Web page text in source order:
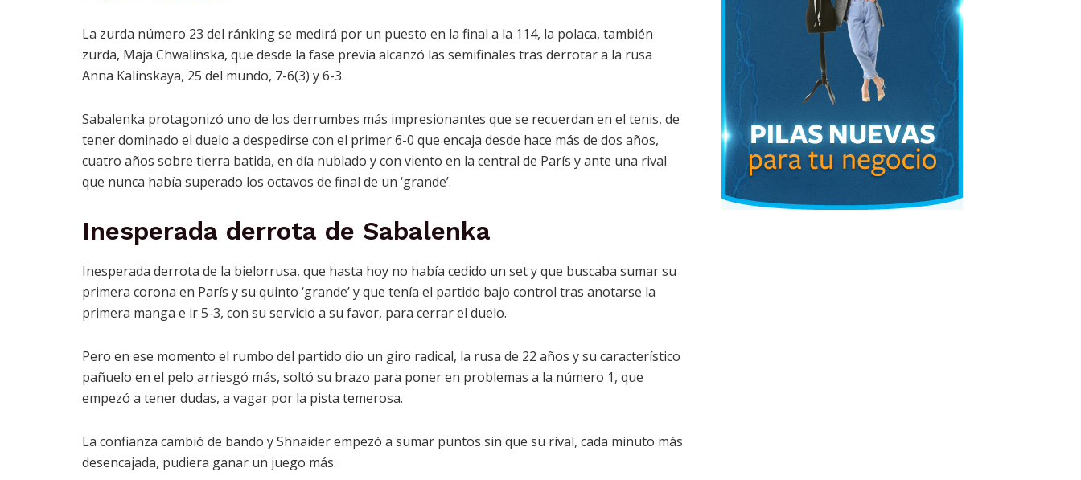
La zurda número 23 del ránking se medirá por un puesto en la final a la 114, la polaca, también
zurda, Maja Chwalinska, que desde la fase previa alcanzó las semifinales tras derrotar a la rusa
Anna Kalinskaya, 25 del mundo, 7-6(3) y 6-3.
Sabalenka protagonizó uno de los derrumbes más impresionantes que se recuerdan en el tenis, de
tener dominado el duelo a despedirse con el primer 6-0 que encaja desde hace más de dos años,
cuatro años sobre tierra batida, en día nublado y con viento en la central de París y ante una rival
que nunca había superado los octavos de final de un ‘grande’.
Inesperada derrota de Sabalenka
Inesperada derrota de la bielorrusa, que hasta hoy no había cedido un set y que buscaba sumar su
primera corona en París y su quinto ‘grande’ y que tenía el partido bajo control tras anotarse la
primera manga e ir 5-3, con su servicio a su favor, para cerrar el duelo.
Pero en ese momento el rumbo del partido dio un giro radical, la rusa de 22 años y su característico
pañuelo en el pelo arriesgó más, soltó su brazo para poner en problemas a la número 1, que
empezó a tener dudas, a vagar por la pista temerosa.
La confianza cambió de bando y Shnaider empezó a sumar puntos sin que su rival, cada minuto más
desencajada, pudiera ganar un juego más.